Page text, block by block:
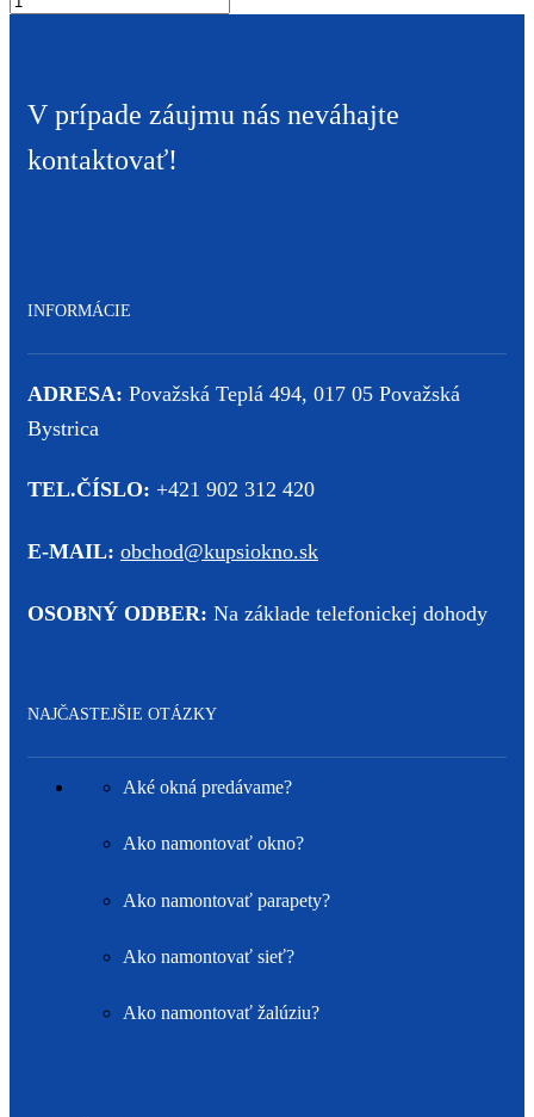
V prípade záujmu nás neváhajte
kontaktovať!
INFORMÁCIE
ADRESA: Považská Teplá 494, 017 05 Považská
Bystrica
TEL.ČÍSLO: +421 902 312 420
E-MAIL: obchod@kupsiokno.sk
OSOBNÝ ODBER: Na základe telefonickej dohody
NAJČASTEJŠIE OTÁZKY
Aké okná predávame?
Ako namontovať okno?
Ako namontovať parapety?
Ako namontovať sieť?
Ako namontovať žalúziu?